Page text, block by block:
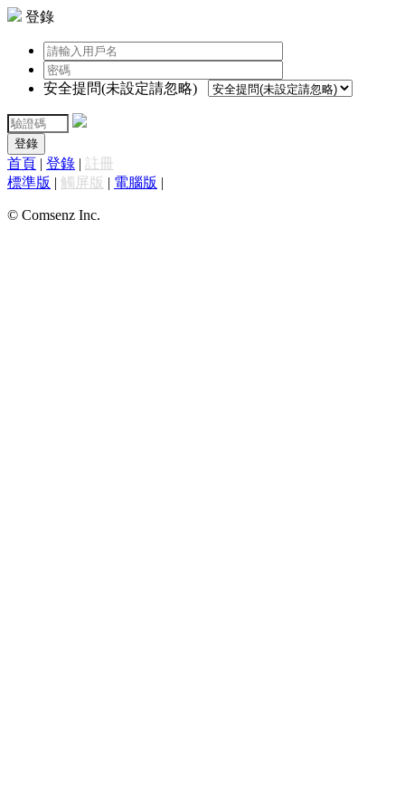
登錄
安全提問(未設定請忽略)
登錄
首頁 | 登錄 | 註冊
標準版 | 觸屏版 | 電腦版 |
© Comsenz Inc.